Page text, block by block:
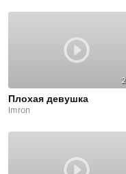
Плохая девушка
Imron